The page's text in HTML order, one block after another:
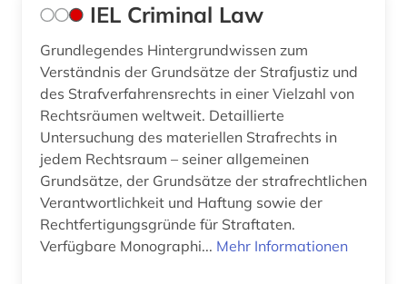
IEL Criminal Law
Grundlegendes Hintergrundwissen zum
Verständnis der Grundsätze der Strafjustiz und
des Strafverfahrensrechts in einer Vielzahl von
Rechtsräumen weltweit. Detaillierte
Untersuchung des materiellen Strafrechts in
jedem Rechtsraum – seiner allgemeinen
Grundsätze, der Grundsätze der strafrechtlichen
Verantwortlichkeit und Haftung sowie der
Rechtfertigungsgründe für Straftaten.
Verfügbare Monographi... Mehr Informationen